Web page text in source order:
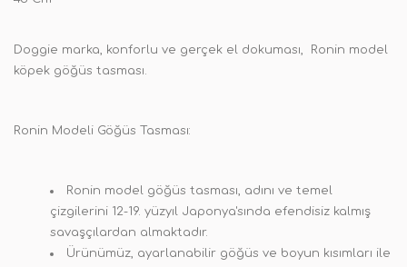
Doggie marka, konforlu ve gerçek el dokuması, Ronin model
köpek göğüs tasması.
Ronin Modeli Göğüs Tasması:
Ronin model göğüs tasması, adını ve temel
çizgilerini 12-19. yüzyıl Japonya'sında efendisiz kalmış
savaşçılardan almaktadır.
Ürünümüz, ayarlanabilir göğüs ve boyun kısımları ile